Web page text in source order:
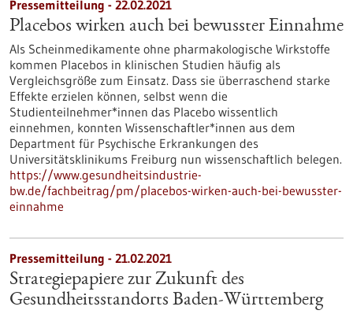
Pressemitteilung - 22.02.2021
Placebos wirken auch bei bewusster Einnahme
Als Scheinmedikamente ohne pharmakologische Wirkstoffe
kommen Placebos in klinischen Studien häufig als
Vergleichsgröße zum Einsatz. Dass sie überraschend starke
Effekte erzielen können, selbst wenn die
Studienteilnehmer*innen das Placebo wissentlich
einnehmen, konnten Wissenschaftler*innen aus dem
Department für Psychische Erkrankungen des
Universitätsklinikums Freiburg nun wissenschaftlich belegen.
https://www.gesundheitsindustrie-
bw.de/fachbeitrag/pm/placebos-wirken-auch-bei-bewusster-
einnahme
Pressemitteilung - 21.02.2021
Strategiepapiere zur Zukunft des
Gesundheitsstandorts Baden-Württemberg